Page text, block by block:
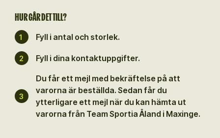
HUR GÅR DET TILL?
1 Fyll i antal och storlek.
2 Fyll i dina kontaktuppgifter.
3
Du får ett mejl med bekräftelse på att
varorna är beställda. Sedan får du
ytterligare ett mejl när du kan hämta ut
varorna från Team Sportia Åland i Maxinge.